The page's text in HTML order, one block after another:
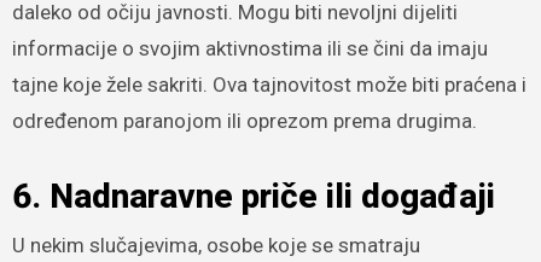
daleko od očiju javnosti. Mogu biti nevoljni dijeliti
informacije o svojim aktivnostima ili se čini da imaju
tajne koje žele sakriti. Ova tajnovitost može biti praćena i
određenom paranojom ili oprezom prema drugima.
6. Nadnaravne priče ili događaji
U nekim slučajevima, osobe koje se smatraju